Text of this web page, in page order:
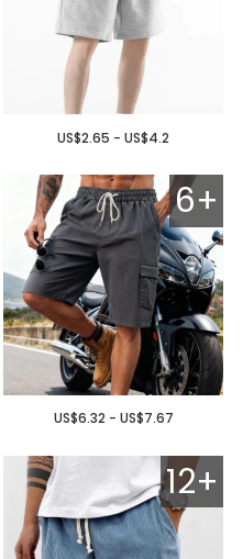
US$2.65 - US$4.2
6+
US$6.32 - US$7.67
12+